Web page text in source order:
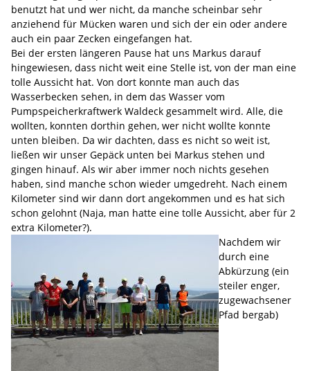
benutzt hat und wer nicht, da manche scheinbar sehr
anziehend für Mücken waren und sich der ein oder andere
auch ein paar Zecken eingefangen hat.
Bei der ersten längeren Pause hat uns Markus darauf
hingewiesen, dass nicht weit eine Stelle ist, von der man eine
tolle Aussicht hat. Von dort konnte man auch das
Wasserbecken sehen, in dem das Wasser vom
Pumpspeicherkraftwerk Waldeck gesammelt wird. Alle, die
wollten, konnten dorthin gehen, wer nicht wollte konnte
unten bleiben. Da wir dachten, dass es nicht so weit ist,
ließen wir unser Gepäck unten bei Markus stehen und
gingen hinauf. Als wir aber immer noch nichts gesehen
haben, sind manche schon wieder umgedreht. Nach einem
Kilometer sind wir dann dort angekommen und es hat sich
schon gelohnt (Naja, man hatte eine tolle Aussicht, aber für 2
extra Kilometer?).
Nachdem wir
durch eine
Abkürzung (ein
steiler enger,
zugewachsener
Pfad bergab)